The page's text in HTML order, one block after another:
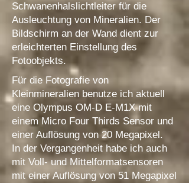
Schwanenhalslichtleiter für die
Ausleuchtung von Mineralien. Der
Bildschirm an der Wand dient zur
erleichterten Einstellung des
Fotoobjekts.
Für die Fotografie von
Kleinmineralien benutze ich aktuell
eine Olympus OM‑D E‑M1X mit
einem Micro Four Thirds Sensor und
einer Auflösung von 20 Megapixel.
In der Vergangenheit habe ich auch
mit Voll- und Mittelformatsensoren
mit einer Auflösung von 51 Megapixel